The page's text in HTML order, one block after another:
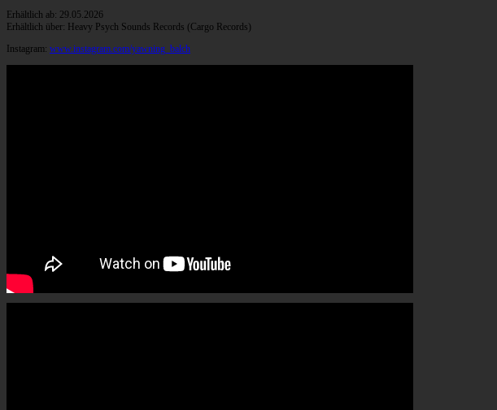
Erhältlich ab: 29.05.2026
Erhältlich über: Heavy Psych Sounds Records (Cargo Records)
Instagram: www.instagram.com/yawning_balch